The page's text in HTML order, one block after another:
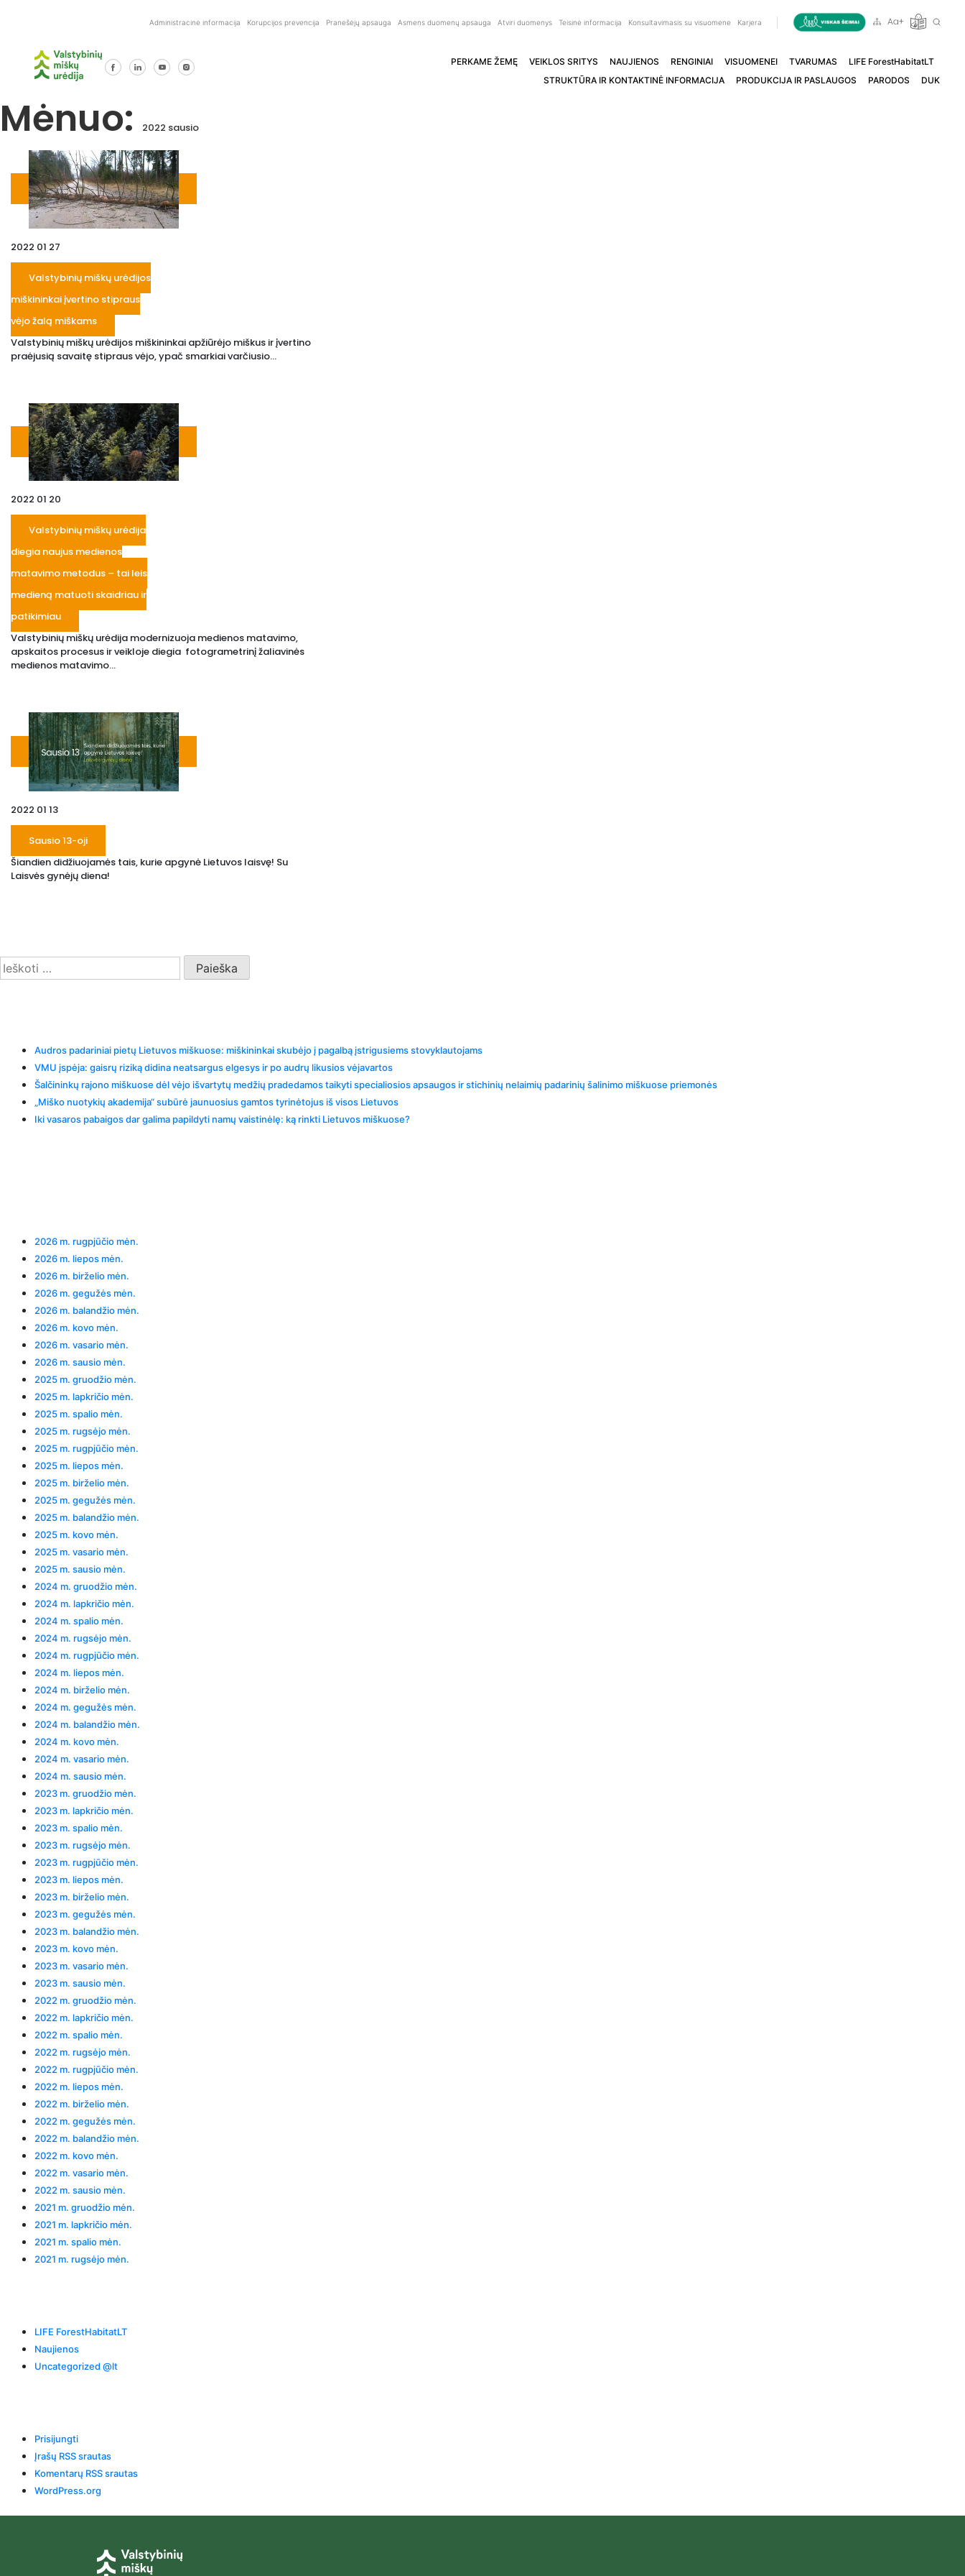
Administracinė informacija Korupcijos prevencija Pranešėjų apsauga Asmens duomenų apsauga Atviri duomenys Teisinė informacija Konsultavimasis su visuomene Karjera
PERKAME ŽEMĘ VEIKLOS SRITYS NAUJIENOS RENGINIAI VISUOMENEI TVARUMAS
LIFE ForestHabitatLT
STRUKTŪRA IR KONTAKTINĖ INFORMACIJA
PRODUKCIJA IR PASLAUGOS PARODOS DUK
Mėnuo: 2022 sausio
2022 01 27
Valstybinių miškų urėdijos
miškininkai įvertino stipraus
vėjo žalą miškams
Valstybinių miškų urėdijos miškininkai apžiūrėjo miškus ir įvertino
praėjusią savaitę stipraus vėjo, ypač smarkiai varčiusio...
2022 01 20
Valstybinių miškų urėdija
diegia naujus medienos
matavimo metodus – tai leis
medieną matuoti skaidriau ir
patikimiau
Valstybinių miškų urėdija modernizuoja medienos matavimo,
apskaitos procesus ir veikloje diegia fotogrametrinį žaliavinės
medienos matavimo...
2022 01 13
Sausio 13-oji
Šiandien didžiuojamės tais, kurie apgynė Lietuvos laisvę! Su
Laisvės gynėjų diena!
Ieškoti:
Audros padariniai pietų Lietuvos miškuose: miškininkai skubėjo į pagalbą įstrigusiems stovyklautojams
VMU įspėja: gaisrų riziką didina neatsargus elgesys ir po audrų likusios vėjavartos
Šalčininkų rajono miškuose dėl vėjo išvartytų medžių pradedamos taikyti specialiosios apsaugos ir stichinių nelaimių padarinių šalinimo miškuose priemonės
„Miško nuotykių akademija“ subūrė jaunuosius gamtos tyrinėtojus iš visos Lietuvos
Iki vasaros pabaigos dar galima papildyti namų vaistinėlę: ką rinkti Lietuvos miškuose?
2026 m. rugpjūčio mėn.
2026 m. liepos mėn.
2026 m. birželio mėn.
2026 m. gegužės mėn.
2026 m. balandžio mėn.
2026 m. kovo mėn.
2026 m. vasario mėn.
2026 m. sausio mėn.
2025 m. gruodžio mėn.
2025 m. lapkričio mėn.
2025 m. spalio mėn.
2025 m. rugsėjo mėn.
2025 m. rugpjūčio mėn.
2025 m. liepos mėn.
2025 m. birželio mėn.
2025 m. gegužės mėn.
2025 m. balandžio mėn.
2025 m. kovo mėn.
2025 m. vasario mėn.
2025 m. sausio mėn.
2024 m. gruodžio mėn.
2024 m. lapkričio mėn.
2024 m. spalio mėn.
2024 m. rugsėjo mėn.
2024 m. rugpjūčio mėn.
2024 m. liepos mėn.
2024 m. birželio mėn.
2024 m. gegužės mėn.
2024 m. balandžio mėn.
2024 m. kovo mėn.
2024 m. vasario mėn.
2024 m. sausio mėn.
2023 m. gruodžio mėn.
2023 m. lapkričio mėn.
2023 m. spalio mėn.
2023 m. rugsėjo mėn.
2023 m. rugpjūčio mėn.
2023 m. liepos mėn.
2023 m. birželio mėn.
2023 m. gegužės mėn.
2023 m. balandžio mėn.
2023 m. kovo mėn.
2023 m. vasario mėn.
2023 m. sausio mėn.
2022 m. gruodžio mėn.
2022 m. lapkričio mėn.
2022 m. spalio mėn.
2022 m. rugsėjo mėn.
2022 m. rugpjūčio mėn.
2022 m. liepos mėn.
2022 m. birželio mėn.
2022 m. gegužės mėn.
2022 m. balandžio mėn.
2022 m. kovo mėn.
2022 m. vasario mėn.
2022 m. sausio mėn.
2021 m. gruodžio mėn.
2021 m. lapkričio mėn.
2021 m. spalio mėn.
2021 m. rugsėjo mėn.
LIFE ForestHabitatLT
Naujienos
Uncategorized @lt
Prisijungti
Įrašų RSS srautas
Komentarų RSS srautas
WordPress.org